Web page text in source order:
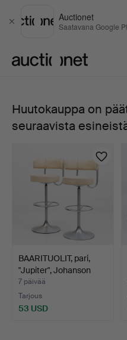
Sulje
Auctionet
Saatavana Google
BAARITUOLIT,
kpl,
1900-
luvun
jälkipuolisko.
Huutokauppa on
seuraavista
BAARITUOLIT, pari,
"Jupiter", Johanson
des…
7 päivää
Tarjous
53 USD